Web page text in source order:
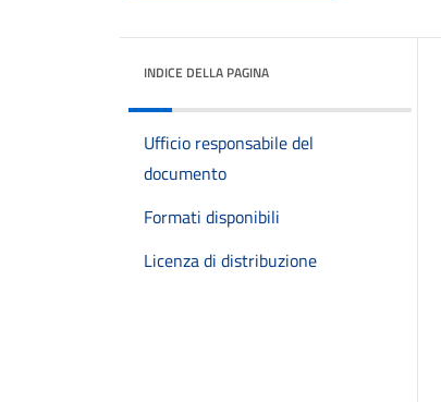
INDICE DELLA PAGINA
Ufficio responsabile del
documento
Formati disponibili
Licenza di distribuzione